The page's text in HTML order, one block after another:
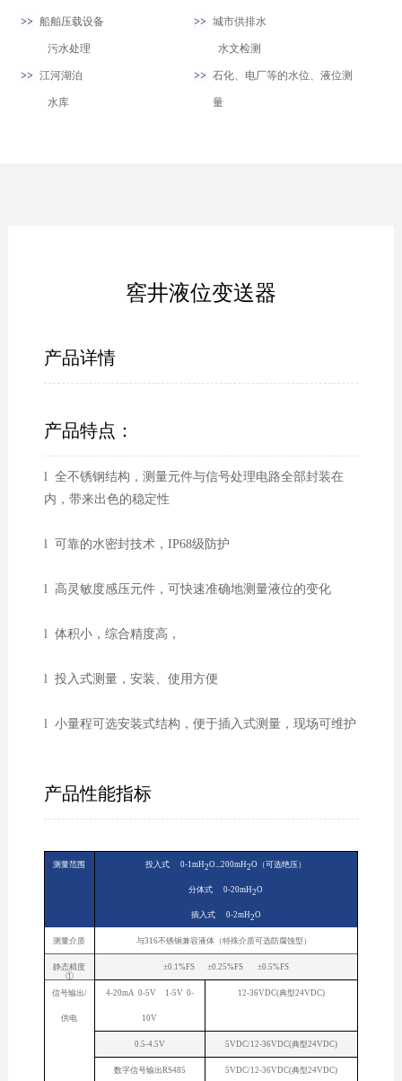
船舶压载设备
污水处理
城市供排水
水文检测
江河湖泊
水库
石化、电厂等的水位、液位测
量
窖井液位变送器
产品详情
产品特点：
l 全不锈钢结构，测量元件与信号处理电路全部封装在
内，带来出色的稳定性
l 可靠的水密封技术，IP68级防护
l 高灵敏度感压元件，可快速准确地测量液位的变化
l 体积小，综合精度高，
l 投入式测量，安装、使用方便
l 小量程可选安装式结构，便于插入式测量，现场可维护
产品性能指标
测量范围 投入式 0-1mH2O...200mH2O（可选绝压）
分体式 0-20mH2O
插入式 0-2mH2O
测量介质 与316不锈钢兼容液体（特殊介质可选防腐蚀型）
静态精度
①
±0.1%FS ±0.25%FS ±0.5%FS
信号输出/
供电
4-20mA 0-5V 1-5V 0-
10V
12-36VDC(典型24VDC)
0.5-4.5V 5VDC/12-36VDC(典型24VDC)
数字信号输出RS485 5VDC/12-36VDC(典型24VDC)